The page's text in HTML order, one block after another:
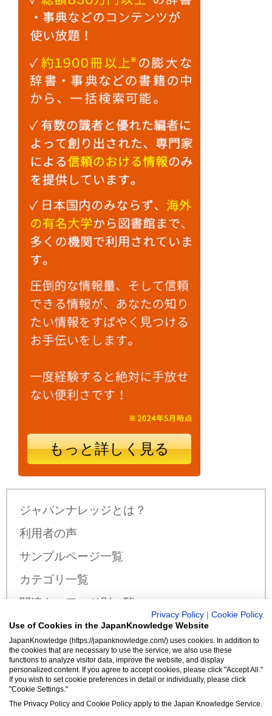
もっと詳しく見る
ジャパンナレッジとは？
利用者の声
サンプルページ一覧
カテゴリ一覧
関連キーワード別一覧
サンプル公開辞書・事典一覧
料金・収録コンテンツ
新規入会はこちら
Privacy Policy
Cookie Policy
Use of Cookies in the JapanKnowledge Website
JapanKnowledge (https://japanknowledge.com/) uses cookies. In addition to
the cookies that are necessary to use the service, we also use these
functions to analyze visitor data, improve the website, and display
personalized content. If you agree to accept cookies, please click "Accept All."
If you wish to set cookie preferences in detail or individually, please click
"Cookie Settings."
The Privacy Policy and Cookie Policy apply to the Japan Knowledge Service.